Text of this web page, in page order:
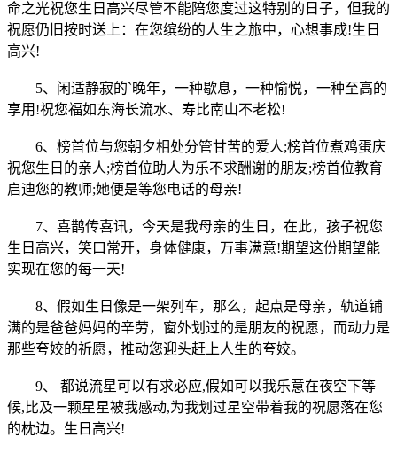
命之光祝您生日高兴尽管不能陪您度过这特别的日子，但我的
祝愿仍旧按时送上：在您缤纷的人生之旅中，心想事成!生日
高兴!
5、闲适静寂的`晚年，一种歇息，一种愉悦，一种至高的
享用!祝您福如东海长流水、寿比南山不老松!
6、榜首位与您朝夕相处分管甘苦的爱人;榜首位煮鸡蛋庆
祝您生日的亲人;榜首位助人为乐不求酬谢的朋友;榜首位教育
启迪您的教师;她便是等您电话的母亲!
7、喜鹊传喜讯，今天是我母亲的生日，在此，孩子祝您
生日高兴，笑口常开，身体健康，万事满意!期望这份期望能
实现在您的每一天!
8、假如生日像是一架列车，那么，起点是母亲，轨道铺
满的是爸爸妈妈的辛劳，窗外划过的是朋友的祝愿，而动力是
那些夸姣的祈愿，推动您迎头赶上人生的夸姣。
9、 都说流星可以有求必应,假如可以我乐意在夜空下等
候,比及一颗星星被我感动,为我划过星空带着我的祝愿落在您
的枕边。生日高兴!